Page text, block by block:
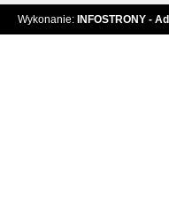
Wykonanie: INFOSTRONY -